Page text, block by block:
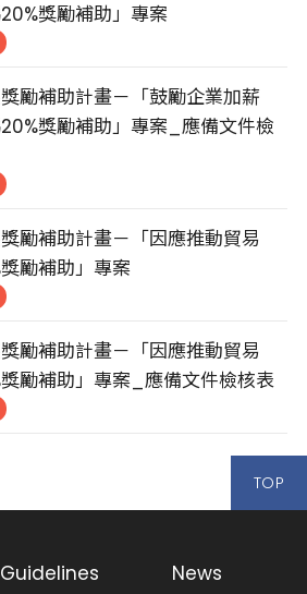
獎勵補助」專案
勵補助計畫－「鼓勵企業加薪
獎勵補助」專案_應備文件檢
勵補助計畫－「因應推動貿易
勵補助」專案
勵補助計畫－「因應推動貿易
勵補助」專案_應備文件檢核表
TOP
Guidelines News